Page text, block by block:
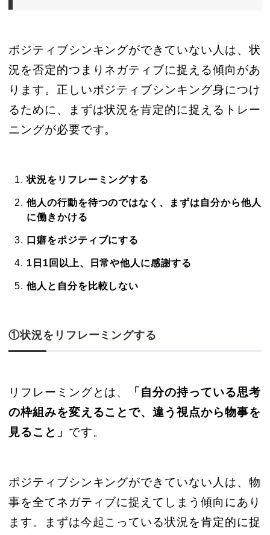
ポジティブシンキングができていない人は、状
況を否定的つまりネガティブに捉える傾向があ
ります。正しいポジティブシンキング身につけ
るために、まずは状況を肯定的に捉えるトレー
ニングが必要です。
状況をリフレーミングする
他人の行動を待つのではなく、まずは自分から他人
に働きかける
口癖をポジティブにする
1日1回以上、日常や他人に感謝する
他人と自分を比較しない
①状況をリフレーミングする
リフレーミングとは、
「自分の持っている思考
の枠組みを変えることで、違う視点から物事を
見ること」 です。
ポジティブシンキングができていない人は、物
事を全てネガティブに捉えてしまう傾向にあり
ます。まずは今起こっている状況を肯定的に捉